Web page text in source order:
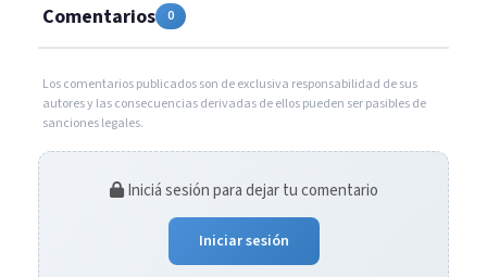
Comentarios 0
Los comentarios publicados son de exclusiva responsabilidad de sus
autores y las consecuencias derivadas de ellos pueden ser pasibles de
sanciones legales.
Iniciá sesión para dejar tu comentario
Iniciar sesión